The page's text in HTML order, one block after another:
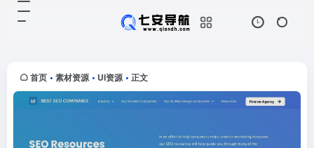
首页 • 素材资源 • UI资源 • 正文